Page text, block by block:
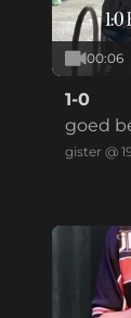
00:06
1-0
goed
gister @